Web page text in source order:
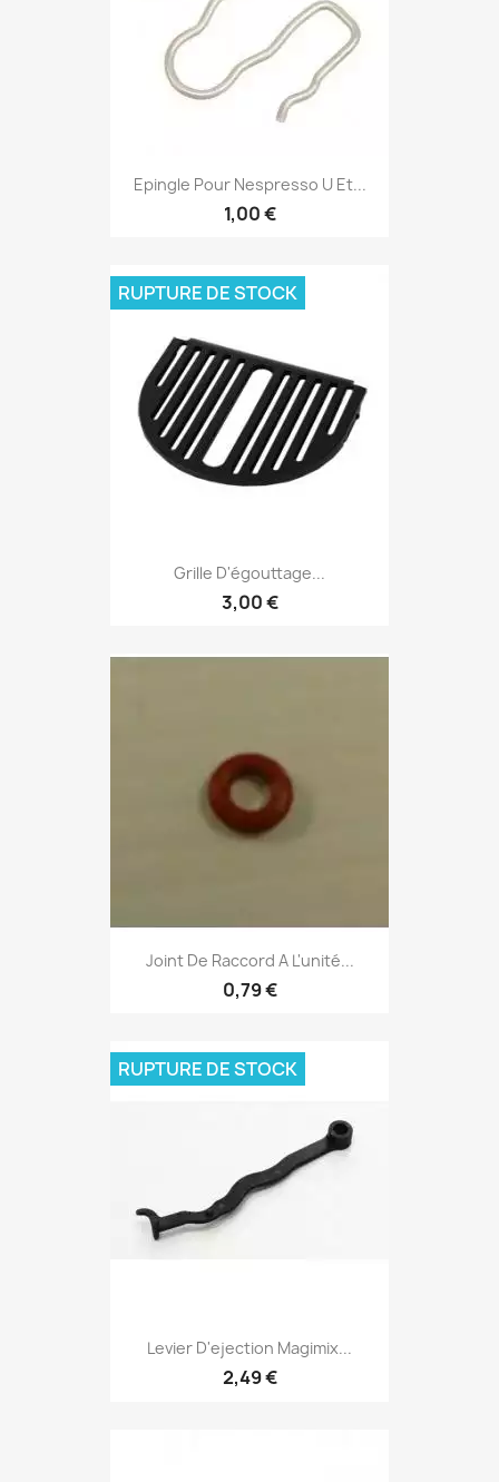
Epingle Pour Nespresso U Et...
1,00 €
Grille D'égouttage...
3,00 €
RUPTURE DE STOCK
Joint De Raccord A L'unité...
0,79 €
Levier D'ejection Magimix...
2,49 €
RUPTURE DE STOCK